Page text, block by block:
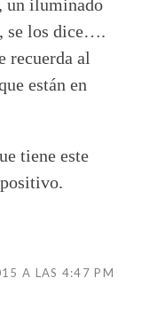
un iluminado
se los dice….
recuerda al
están en
tiene este
A LAS 4:47 PM